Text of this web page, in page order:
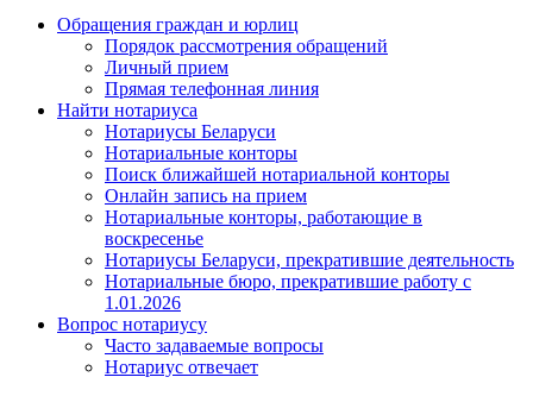
Обращения граждан и юрлиц
Порядок рассмотрения обращений
Личный прием
Прямая телефонная линия
Найти нотариуса
Нотариусы Беларуси
Нотариальные конторы
Поиск ближайшей нотариальной конторы
Онлайн запись на прием
Нотариальные конторы, работающие в
воскресенье
Нотариусы Беларуси, прекратившие деятельность
Нотариальные бюро, прекратившие работу с
1.01.2026
Вопрос нотариусу
Часто задаваемые вопросы
Нотариус отвечает